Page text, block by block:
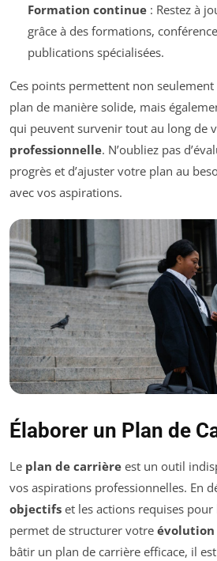
Formation continue: Restez à
grâce à des formations,
publications spécialisées.
Ces points permettent non
plan de manière solide, mais
qui peuvent survenir tout au long de
professionnelle. N’oubliez pas
progrès et d’ajuster votre plan au
avec vos aspirations.
Élaborer un Plan de
Le plan de carrière est un outil
vos aspirations professionnelles. En
objectifs et les actions requises
permet de structurer votre évolution
bâtir un plan de carrière efficace, il